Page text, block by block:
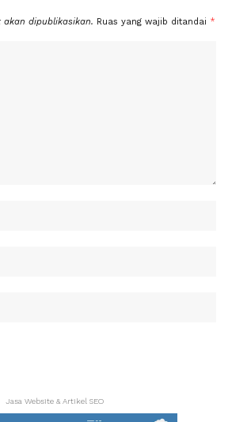
dipublikasikan. Ruas yang wajib ditandai *
Jasa Website & Artikel SEO